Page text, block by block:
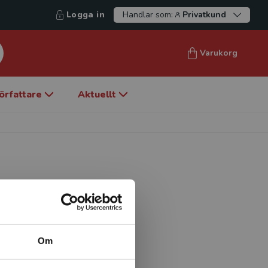
Om
Logga in Handlar som: Privatkund
Varukorg
Aktuellt
Norges idrettshøgskole i